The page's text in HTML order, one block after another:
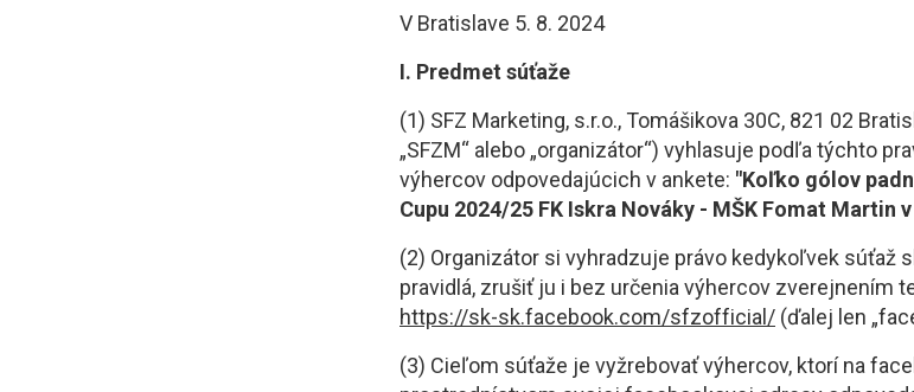
V Bratislave 5. 8. 2024
I. Predmet súťaže
(1) SFZ Marketing, s.r.o., Tomášikova 30C, 821 02
„SFZM“ alebo „organizátor“) vyhlasuje podľa týchto
výhercov odpovedajúcich v ankete: "Koľko gólov
Cupu 2024/25 FK Iskra Nováky - MŠK Fomat Martin
(2) Organizátor si vyhradzuje právo kedykoľvek súťaž
pravidlá, zrušiť ju i bez určenia výhercov zverejnením
https://sk-sk.facebook.com/sfzofficial/ (ďalej len
(3) Cieľom súťaže je vyžrebovať výhercov, ktorí na